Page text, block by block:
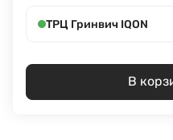
ТРЦ Гринвич IQON
В